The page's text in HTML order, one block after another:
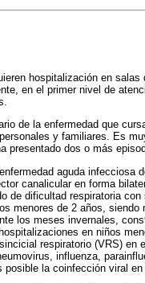
hospitalización en
en el primer nivel de
de la enfermedad que
y familiares. Es
presentado dos o más
aguda
canalicular en forma
de dificultad respiratoria
menores de 2 años,
los meses invernales,
en niños
respiratorio (VRS)
influenza,
la coinfección viral